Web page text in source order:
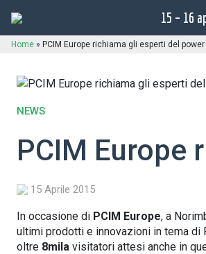
15 – 16
Home » PCIM Europe richiama gli esperti del power
NEWS
PCIM Europe
15 Aprile 2015
In occasione di PCIM Europe, a
ultimi prodotti e innovazioni in tema di
oltre 8mila visitatori attesi anche in